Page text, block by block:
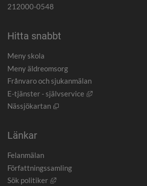
212000-0548
Hitta snabbt
Meny skola
Meny äldreomsorg
Frånvaro och sjukanmälan
E-tjänster - självservice
Länk till annan
Nässjökartan
Öppnas i nytt fönster.
Länkar
Felanmälan
Författningssamling
Sök politiker
Länk till annan webbplats,